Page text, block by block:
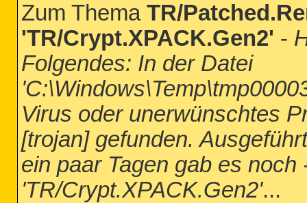
Zum Thema TR/
'TR/Crypt.XPACK.Gen2' -
Folgendes: In der Datei
Virus oder unerwünschtes
[trojan] gefunden.
ein paar Tagen gab es
'TR/Crypt.XPACK.Gen2'...